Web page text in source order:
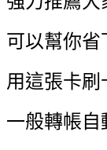
可以幫你省
用這張卡刷
一般轉帳自